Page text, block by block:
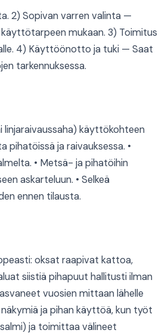
2) Sopivan varren valinta —
mukaan. 3) Toimitus
4) Käyttöönotto ja tuki — Saat
tarkennuksessa.
linjaraivaussaha) käyttökohteen
ja raivauksessa. •
• Metsä- ja pihatöihin
askarteluun. • Selkeä
ennen tilausta.
oksat raapivat kattoa,
siistiä pihapuut hallitusti ilman
vuosien mittaan lähelle
ja pihan käyttöä, kun työt
ja toimittaa välineet